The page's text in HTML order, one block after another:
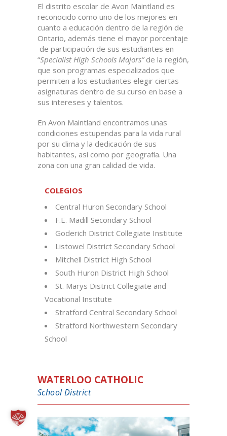
El distrito escolar de Avon Maintland es
reconocido como uno de los mejores en
cuanto a educación dentro de la región de
Ontario, además tiene el mayor porcentaje
de participación de sus estudiantes en
“Specialist High Schools Majors”de la región,
que son programas especializados que
permiten a los estudiantes elegir ciertas
asignaturas dentro de su curso en base a
sus intereses y talentos.
En Avon Maintland encontramos unas
condiciones estupendas para la vida rural
por su clima y la dedicación de sus
habitantes, así como por geografía. Una
zona con una gran calidad de vida.
COLEGIOS
Central Huron Secondary School
F.E. Madill Secondary School
Goderich District Collegiate Institute
Listowel District Secondary School
Mitchell District High School
South Huron District High School
St. Marys District Collegiate and
Vocational Institute
Stratford Central Secondary School
Stratford Northwestern Secondary
School
WATERLOO CATHOLIC
School District